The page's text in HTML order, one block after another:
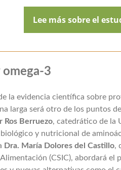
Lee más sobre el
omega-3
la evidencia científica sobre
larga será otro de los puntos
Ros Berruezo, catedrático de la
y nutricional de
Dra. María Dolores del Castillo,
(CSIC), abordará